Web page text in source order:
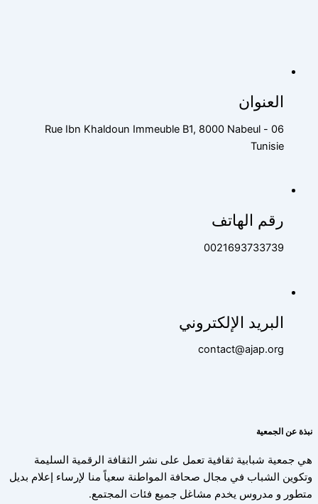
العنوان
06 Rue Ibn Khaldoun Immeuble B1, 8000 Nabeul -
Tunisie
رقم الهاتف
0021693733739
البريد الإلكتروني
contact@ajap.org
نبذة عن الجمعية
هي جمعية شبابية ثقافية تعمل على نشر الثقافة الرقمية السليمة
وتكوين الشباب في مجال صحافة المواطنة سعياً منا لإرساء إعلام بديل
متطور و مدروس يخدم مشاغل جميع فئات المجتمع.